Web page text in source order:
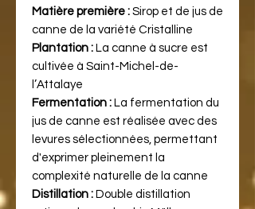
Matière première : Sirop et de jus de
canne de la variété Cristalline
Plantation : La canne à sucre est
cultivée à Saint-Michel-de-
l’Attalaye
Fermentation : La fermentation du
jus de canne est réalisée avec des
levures sélectionnées, permettant
d'exprimer pleinement la
complexité naturelle de la canne
Distillation : Double distillation